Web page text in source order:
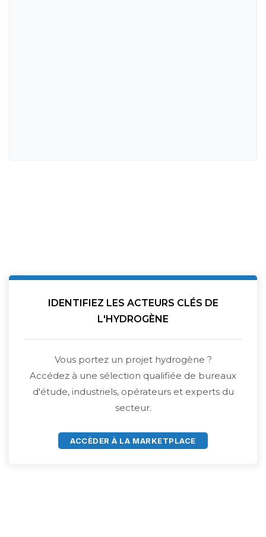
IDENTIFIEZ LES ACTEURS CLÉS DE
L'HYDROGÈNE
Vous portez un projet hydrogène ?
Accédez à une sélection qualifiée de bureaux
d'étude, industriels, opérateurs et experts du
secteur.
ACCÈDER À LA MARKETPLACE